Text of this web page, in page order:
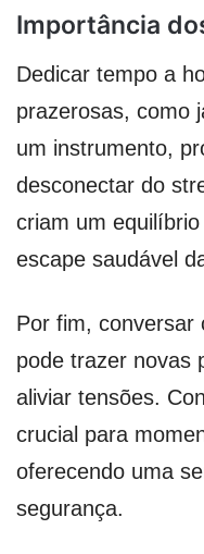
Importância
Dedicar tempo a
prazerosas, como
um instrumento,
desconectar do
criam um
escape saudável
Por fim, conversar
pode trazer novas
aliviar tensões.
crucial para
oferecendo uma
segurança.